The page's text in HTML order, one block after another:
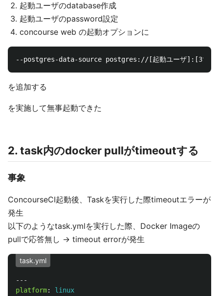
起動ユーザのdatabase作成
起動ユーザのpassword設定
concourse web の起動オプションに
を追加する
を実施して無事起動できた
2. task内のdocker pullがtimeoutする
事象
ConcourseCI起動後、Taskを実行した際timeoutエラーが
発生
以下のようなtask.ymlを実行した際、Docker Imageの
pullで応答無し -> timeout errorが発生
task.yml
---
platform:
linux